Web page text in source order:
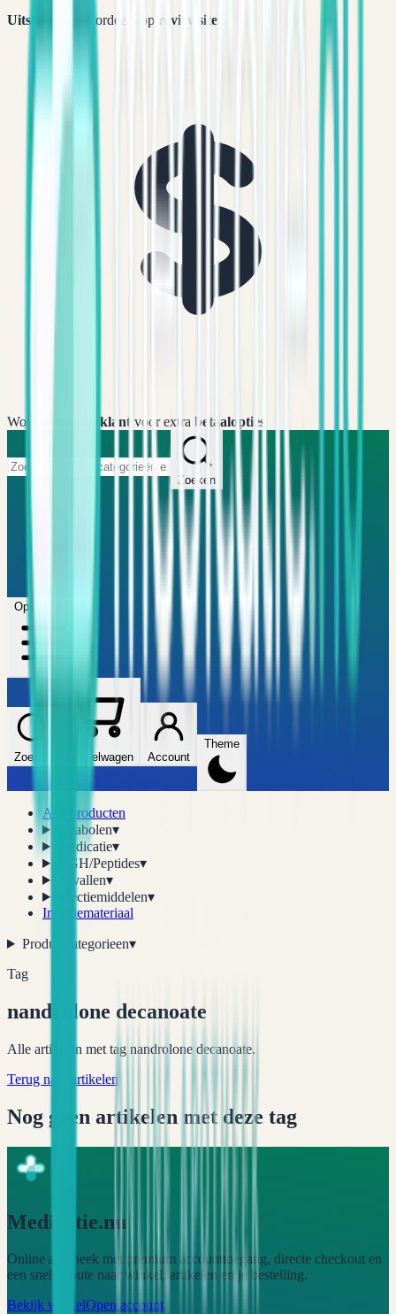
Uitstekend beoordeeld op reviewsites
Word premium klant voor extra betaalopties
Zoeken
Open menu
Zoeken Winkelwagen Account
Theme
Alle producten
Anabolen▾
Medicatie▾
HGH/Peptides▾
Afvallen▾
Erectiemiddelen▾
Injectiemateriaal
Productcategorieen▾
Tag
nandrolone decanoate
Alle artikelen met tag nandrolone decanoate.
Terug naar artikelen
Nog geen artikelen met deze tag
Medicatie.nu
Online apotheek met premium accounttoegang, directe checkout en
een snelle route naar winkel, artikelen en je bestelling.
Bekijk winkelOpen account